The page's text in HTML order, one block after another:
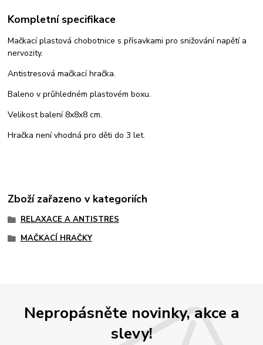
Kompletní specifikace
Mačkací plastová chobotnice s přísavkami pro snižování napětí a
nervozity.
Antistresová mačkací hračka.
Baleno v průhledném plastovém boxu.
Velikost balení 8x8x8 cm.
Hračka není vhodná pro děti do 3 let.
Zboží zařazeno v kategoriích
RELAXACE A ANTISTRES
MAČKACÍ HRAČKY
Nepropásněte novinky, akce a
slevy!